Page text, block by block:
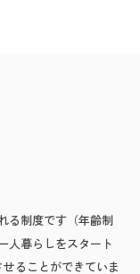
る制度です（年齢制
人暮らしをスタート
ることができていま